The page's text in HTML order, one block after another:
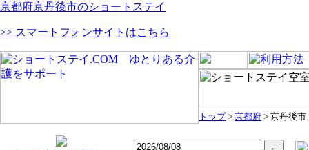
京都府京丹後市のショートステイ
>> スマートフォンサイトはこちら
トップ> 京都府 > 京丹後市